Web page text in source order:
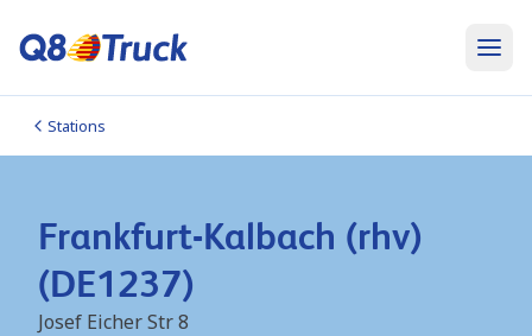
Stations
Frankfurt-Kalbach (rhv)
(DE1237)
Josef Eicher Str 8